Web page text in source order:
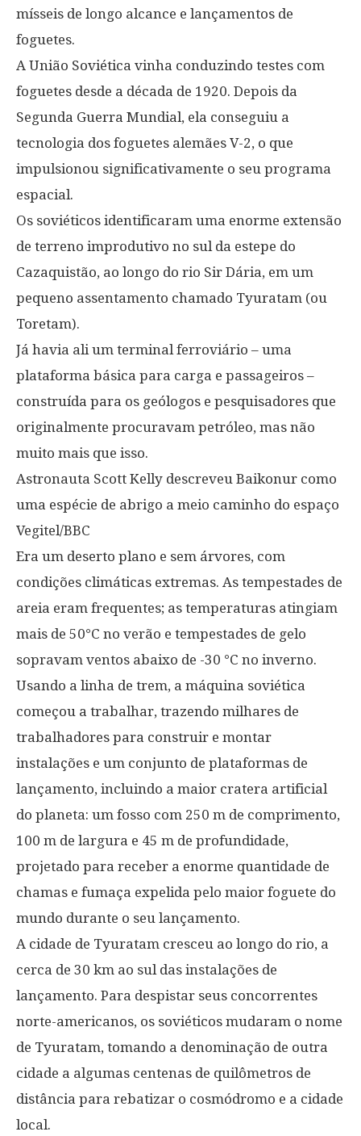
mísseis de longo alcance e lançamentos de
foguetes.
A União Soviética vinha conduzindo testes com
foguetes desde a década de 1920. Depois da
Segunda Guerra Mundial, ela conseguiu a
tecnologia dos foguetes alemães V-2, o que
impulsionou significativamente o seu programa
espacial.
Os soviéticos identificaram uma enorme extensão
de terreno improdutivo no sul da estepe do
Cazaquistão, ao longo do rio Sir Dária, em um
pequeno assentamento chamado Tyuratam (ou
Toretam).
Já havia ali um terminal ferroviário – uma
plataforma básica para carga e passageiros –
construída para os geólogos e pesquisadores que
originalmente procuravam petróleo, mas não
muito mais que isso.
Astronauta Scott Kelly descreveu Baikonur como
uma espécie de abrigo a meio caminho do espaço
Vegitel/BBC
Era um deserto plano e sem árvores, com
condições climáticas extremas. As tempestades de
areia eram frequentes; as temperaturas atingiam
mais de 50°C no verão e tempestades de gelo
sopravam ventos abaixo de -30 °C no inverno.
Usando a linha de trem, a máquina soviética
começou a trabalhar, trazendo milhares de
trabalhadores para construir e montar
instalações e um conjunto de plataformas de
lançamento, incluindo a maior cratera artificial
do planeta: um fosso com 250 m de comprimento,
100 m de largura e 45 m de profundidade,
projetado para receber a enorme quantidade de
chamas e fumaça expelida pelo maior foguete do
mundo durante o seu lançamento.
A cidade de Tyuratam cresceu ao longo do rio, a
cerca de 30 km ao sul das instalações de
lançamento. Para despistar seus concorrentes
norte-americanos, os soviéticos mudaram o nome
de Tyuratam, tomando a denominação de outra
cidade a algumas centenas de quilômetros de
distância para rebatizar o cosmódromo e a cidade
local.